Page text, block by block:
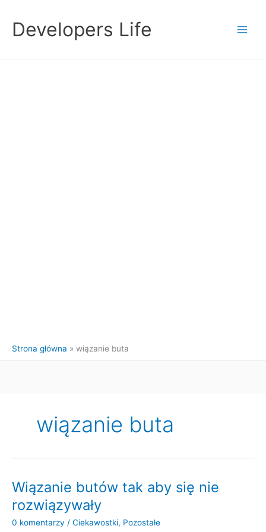
treściDevelopers Life
Strona główna wiązanie buta
wiązanie buta
Wiązanie butów tak aby się nie
rozwiązywały
0 komentarzy / Ciekawostki, Pozostałe